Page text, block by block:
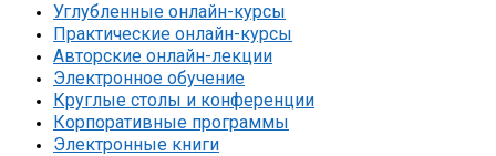
Углубленные онлайн-курсы
Практические онлайн-курсы
Авторские онлайн-лекции
Электронное обучение
Круглые столы и конференции
Корпоративные программы
Электронные книги